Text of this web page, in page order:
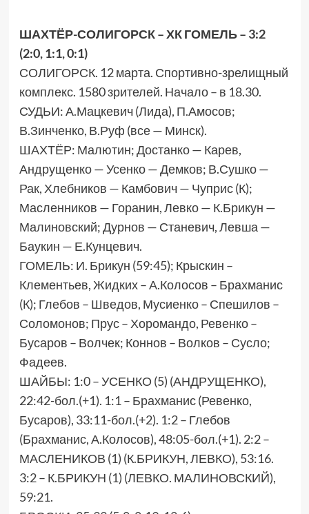
ШАХТЁР-СОЛИГОРСК – ХК ГОМЕЛЬ – 3:2
(2:0, 1:1, 0:1)
СОЛИГОРСК. 12 марта. Спортивно-зрелищный
комплекс. 1580 зрителей. Начало – в 18.30.
СУДЬИ: А.Мацкевич (Лида), П.Амосов;
В.Зинченко, В.Руф (все — Минск).
ШАХТЁР: Малютин; Достанко — Карев,
Андрущенко — Усенко — Демков; В.Сушко —
Рак, Хлебников — Камбович — Чуприс (К);
Масленников — Горанин, Левко — К.Брикун —
Малиновский; Дурнов — Станевич, Левша —
Баукин — Е.Кунцевич.
ГОМЕЛЬ: И. Брикун (59:45); Крыскин –
Клементьев, Жидких – А.Колосов – Брахманис
(К); Глебов – Шведов, Мусиенко – Спешилов –
Соломонов; Прус – Хоромандо, Ревенко –
Бусаров – Волчек; Коннов – Волков – Сусло;
Фадеев.
ШАЙБЫ: 1:0 – УСЕНКО (5) (АНДРУЩЕНКО),
22:42-бол.(+1). 1:1 – Брахманис (Ревенко,
Бусаров), 33:11-бол.(+2). 1:2 – Глебов
(Брахманис, А.Колосов), 48:05-бол.(+1). 2:2 –
МАСЛЕНИКОВ (1) (К.БРИКУН, ЛЕВКО), 53:16.
3:2 – К.БРИКУН (1) (ЛЕВКО. МАЛИНОВСКИЙ),
59:21.